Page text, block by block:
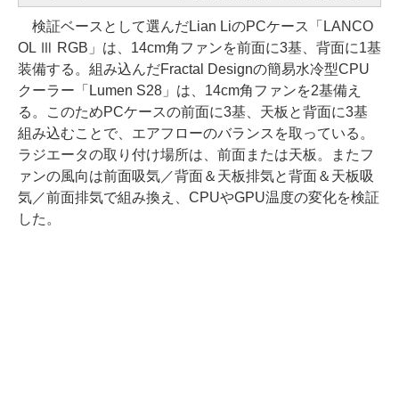
検証ベースとして選んだLian LiのPCケース「LANCO
OL Ⅲ RGB」は、14cm角ファンを前面に3基、背面に1基
装備する。組み込んだFractal Designの簡易水冷型CPU
クーラー「Lumen S28」は、14cm角ファンを2基備え
る。このためPCケースの前面に3基、天板と背面に3基
組み込むことで、エアフローのバランスを取っている。
ラジエータの取り付け場所は、前面または天板。またフ
ァンの風向は前面吸気／背面＆天板排気と背面＆天板吸
気／前面排気で組み換え、CPUやGPU温度の変化を検証
した。